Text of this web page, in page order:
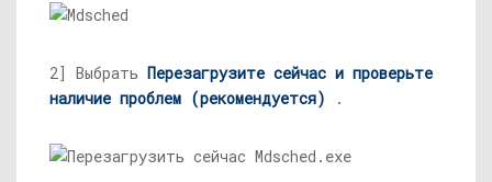
2] Выбрать Перезагрузите сейчас и проверьте
наличие проблем (рекомендуется)
.